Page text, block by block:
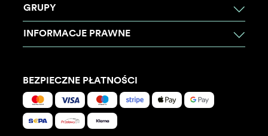
GRUPY
INFORMACJE PRAWNE
BEZPIECZNE PŁATNOŚCI